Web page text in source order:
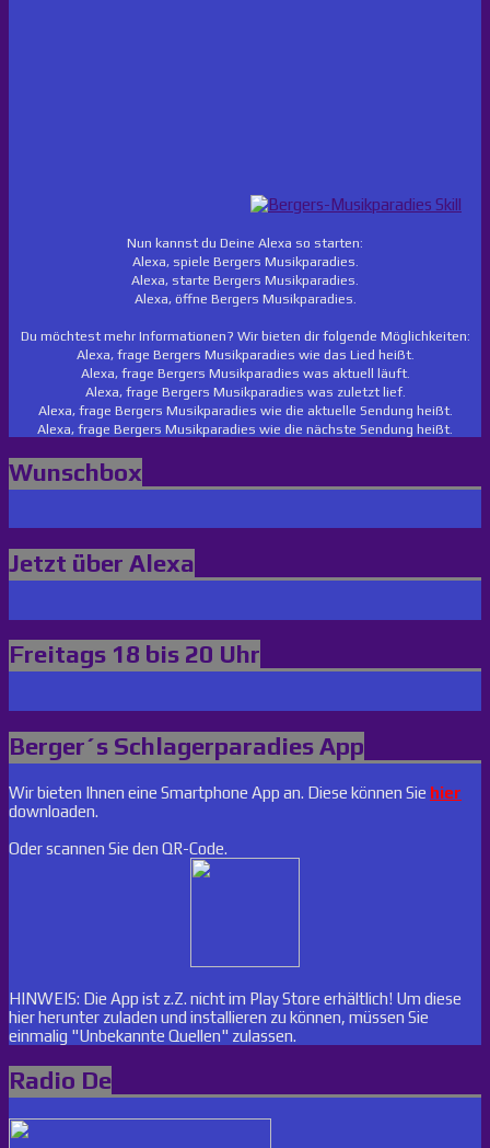
Nun kannst du Deine Alexa so starten:
Alexa, spiele Bergers Musikparadies.
Alexa, starte Bergers Musikparadies.
Alexa, öffne Bergers Musikparadies.
Du möchtest mehr Informationen? Wir bieten dir folgende Möglichkeiten:
Alexa, frage Bergers Musikparadies wie das Lied heißt.
Alexa, frage Bergers Musikparadies was aktuell läuft.
Alexa, frage Bergers Musikparadies was zuletzt lief.
Alexa, frage Bergers Musikparadies wie die aktuelle Sendung heißt.
Alexa, frage Bergers Musikparadies wie die nächste Sendung heißt.
Wunschbox
Jetzt über Alexa
Freitags 18 bis 20 Uhr
Berger´s Schlagerparadies App
Wir bieten Ihnen eine Smartphone App an. Diese können Sie hier
downloaden.
Oder scannen Sie den QR-Code.
HINWEIS: Die App ist z.Z. nicht im Play Store erhältlich! Um diese
hier herunter zuladen und installieren zu können, müssen Sie
einmalig "Unbekannte Quellen" zulassen.
Radio De